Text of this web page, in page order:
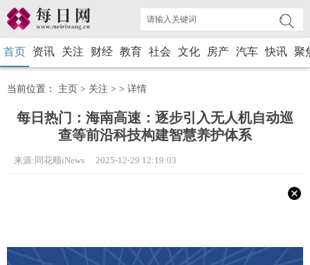
首页 资讯 关注 财经 教育 社会 文化 房产 汽车 快讯 聚
当前位置： 主页 > 关注 > > 详情
每日热门：海南高速：逐步引入无人机自动巡
查等前沿科技构建智慧养护体系
来源:同花顺iNews 2025-12-29 12:19:03